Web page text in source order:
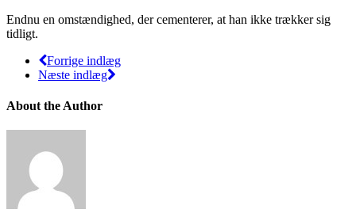
Endnu en omstændighed, der cementerer, at han ikke trækker sig
tidligt.
Forrige indlæg
Næste indlæg
About the Author